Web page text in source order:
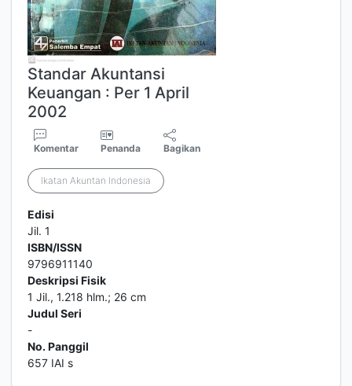
Standar Akuntansi
Keuangan : Per 1 April
2002
Komentar Penanda Bagikan
Ikatan Akuntan Indonesia
Edisi
Jil. 1
ISBN/ISSN
9796911140
Deskripsi Fisik
1 Jil., 1.218 hlm.; 26 cm
Judul Seri
-
No. Panggil
657 IAI s